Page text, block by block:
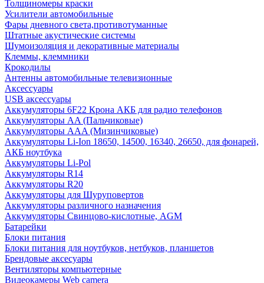
Толщиномеры краски
Усилители автомобильные
Фары дневного света,противотуманные
Штатные акустические системы
Шумоизоляция и декоративные материалы
Клеммы, клеммники
Крокодилы
Антенны автомобильные телевизионные
Аксессуары
USB аксессуары
Аккумуляторы 6F22 Крона АКБ для радио телефонов
Аккумуляторы AA (Пальчиковые)
Аккумуляторы AAA (Мизинчиковые)
Аккумуляторы Li-Ion 18650, 14500, 16340, 26650, для фонарей,
АКБ ноутбука
Аккумуляторы Li-Pol
Аккумуляторы R14
Аккумуляторы R20
Аккумуляторы для Шуруповертов
Аккумуляторы различного назначения
Аккумуляторы Свинцово-кислотные, AGM
Батарейки
Блоки питания
Блоки питания для ноутбуков, нетбуков, планшетов
Брендовые аксесуары
Вентиляторы компьютерные
Видеокамеры Web camera